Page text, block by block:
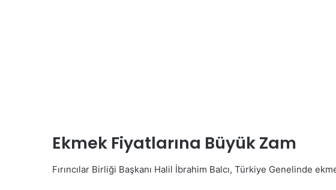
Ekmek Fiyatlarına Büyük Zam
Fırıncılar Birliği Başkanı Halil İbrahim Balcı, Türkiye Genelinde